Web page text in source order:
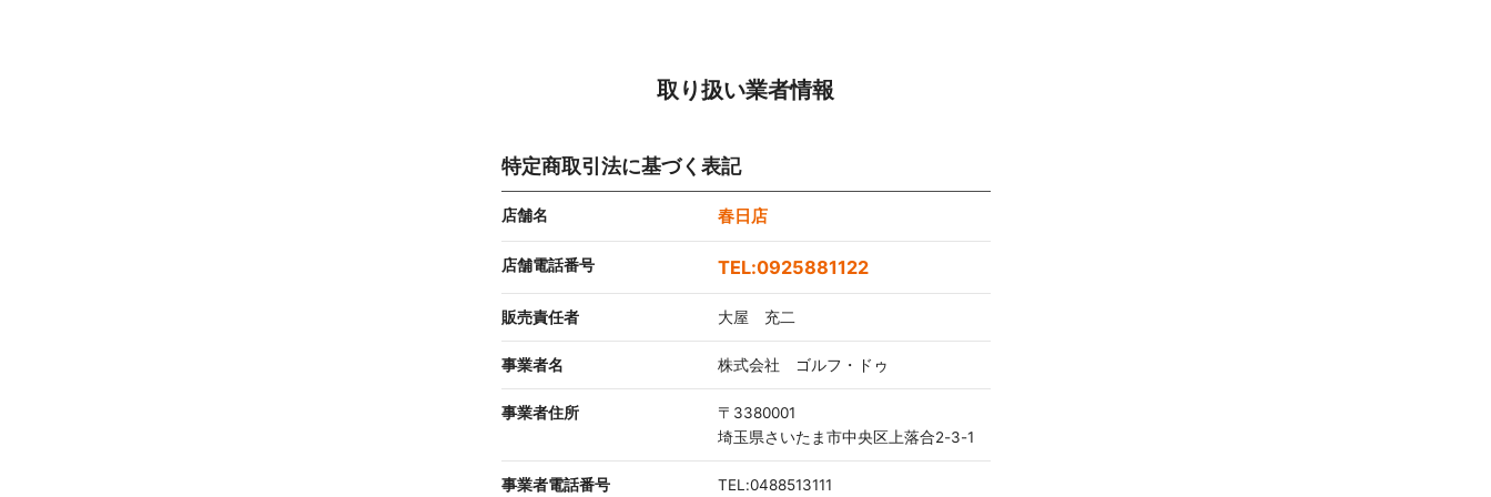
取り扱い業者情報
特定商取引法に基づく表記
店舗名 春日店
店舗電話番号 0925881122
販売責任者 大屋 充二
事業者名 株式会社 ゴルフ・ドゥ
事業者住所
〒3380001
埼玉県さいたま市中央区上落合2-3-1
事業者電話番号 TEL:0488513111